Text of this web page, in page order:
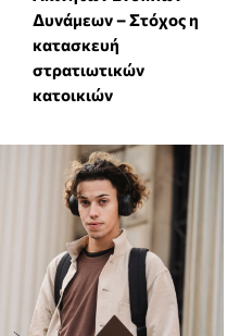
Δυνάμεων – Στόχος η
κατασκευή
στρατιωτικών
κατοικιών